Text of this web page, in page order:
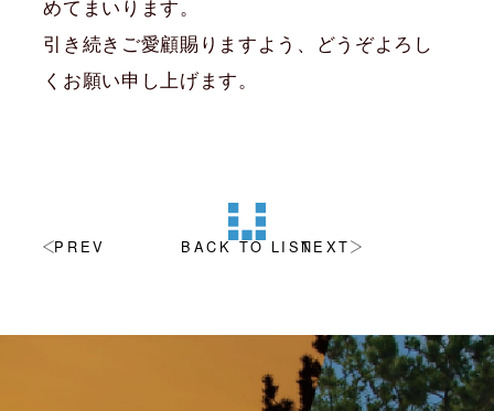
めてまいります。
引き続きご愛顧賜りますよう、どうぞよろし
くお願い申し上げます。
PREV BACK TO LISTNEXT